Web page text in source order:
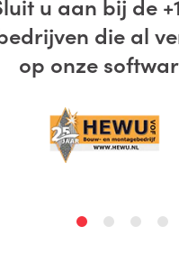
u aan bij de
die al
op onze